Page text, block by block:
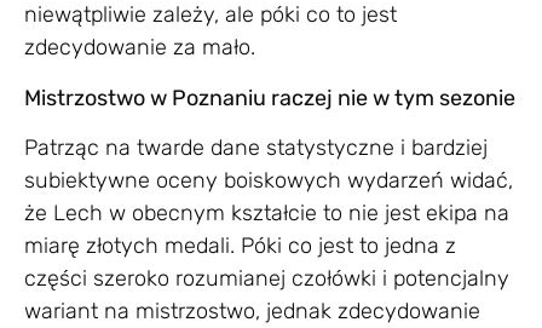
niewątpliwie zależy, ale póki co to jest
zdecydowanie za mało.
Mistrzostwo w Poznaniu raczej nie w tym sezonie
Patrząc na twarde dane statystyczne i bardziej
subiektywne oceny boiskowych wydarzeń widać,
że Lech w obecnym kształcie to nie jest ekipa na
miarę złotych medali. Póki co jest to jedna z
części szeroko rozumianej czołówki i potencjalny
wariant na mistrzostwo, jednak zdecydowanie